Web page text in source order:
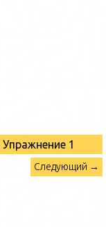
Упражнение 1
Следующий →